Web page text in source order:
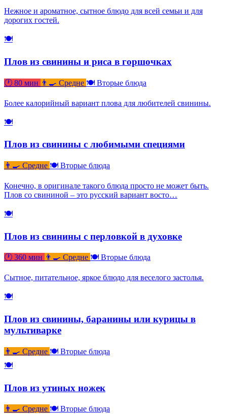
Нежное и ароматное, сытное блюдо для всей семьи и для
дорогих гостей.
🍽
Плов из свинины и риса в горшочках
🕐 80 мин 👨‍🍳 Средне 🍽 Вторые блюда
Более калорийный вариант плова для любителей свинины.
🍽
Плов из свинины с любимыми специями
👨‍🍳 Средне 🍽 Вторые блюда
Конечно, в оригинале такого блюда просто не может быть.
Плов со свининой – это русский вариант восто…
🍽
Плов из свинины с перловкой в духовке
🕐 360 мин 👨‍🍳 Средне 🍽 Вторые блюда
Сытное, питательное, яркое блюдо для веселого застолья.
🍽
Плов из свинины, баранины или курицы в
мультиварке
👨‍🍳 Средне 🍽 Вторые блюда
🍽
Плов из утиных ножек
👨‍🍳 Средне 🍽 Вторые блюда